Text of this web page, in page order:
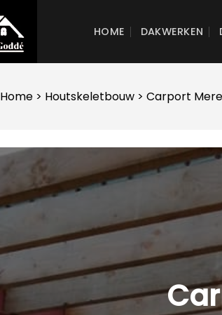
HOME DAKWERKEN
Home > Houtskeletbouw > Carport